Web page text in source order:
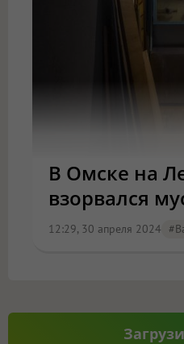
В Омске на
взорвался
12:29, 30 апреля 2024